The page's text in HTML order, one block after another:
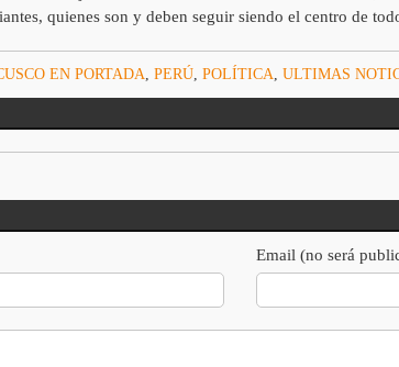
quienes son y deben seguir siendo el centro de
EN PORTADA PERÚ, POLÍTICA ULTIMAS
Email (no será